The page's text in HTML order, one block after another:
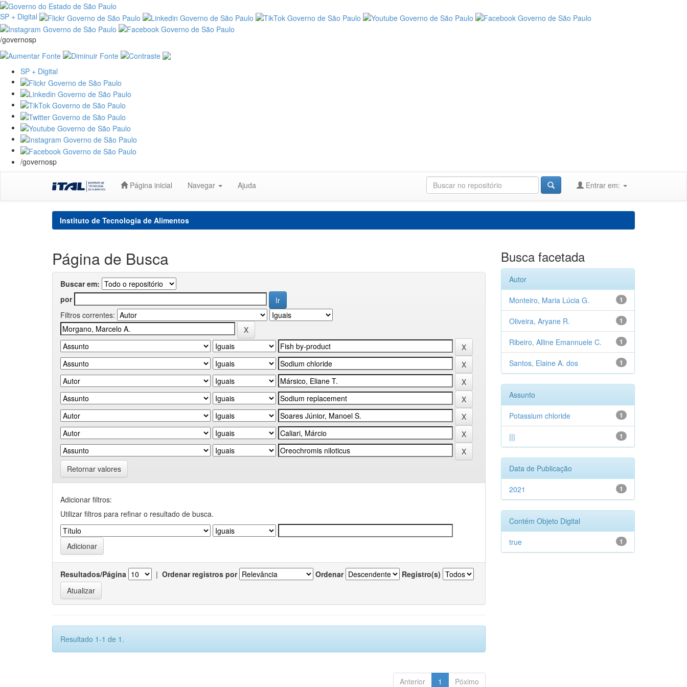
SP + Digital
/governosp
SP + Digital
/governosp
Página inicial Navegar Ajuda Entrar em:
Instituto de Tecnologia de Alimentos
Página de Busca
Buscar em:
por
Filtros correntes:
Retornar valores
Adicionar filtros:
Utilizar filtros para refinar o resultado de busca.
Resultados/Página | Ordenar registros por Ordenar Registro(s)
Resultado 1-1 de 1.
Anterior 1 Póximo
Busca facetada
Autor
1
Monteiro, Maria Lúcia G.
1
Oliveira, Aryane R.
1
Ribeiro, Alline Emannuele C.
1
Santos, Elaine A. dos
Assunto
1
Potassium chloride
1
|||
Data de Publicação
1
2021
Contém Objeto Digital
1
true